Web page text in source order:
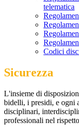
telematica
Codici
Sicurezza
L'insieme di
bidelli, i presidi, e ogni
disciplinari,
professionali nel